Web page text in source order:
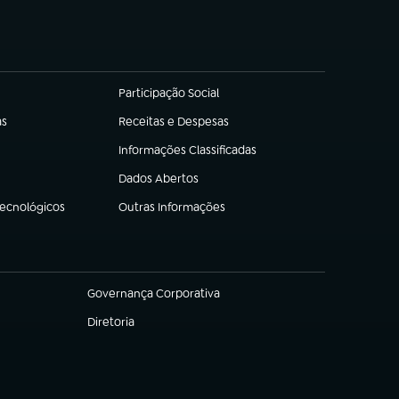
Participação Social
(abre em nova aba)
Receitas e Despesas
(abre em nova aba)
Informações Classificadas
(abre em nova aba)
Dados Abertos
(abre em nova aba)
Outras Informações
(abre em nova aba)
Governança Corporativa
(abre em nova aba)
Diretoria
(abre em nova aba)